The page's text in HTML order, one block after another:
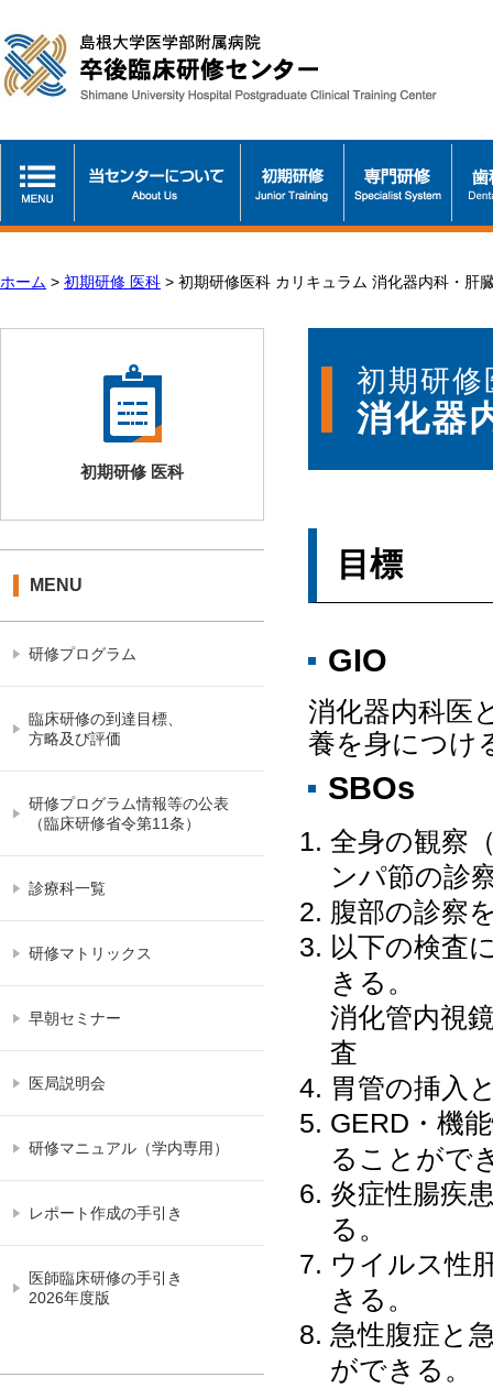
ホーム > 初期研修 医科 > 初期研修医科 カリキュラム 消化器内科・肝
初期研
消化器
目標
GIO
消化器内科医
養を身につけ
SBOs
全身の観察
ンパ節の診
腹部の診察
以下の検査
きる。
消化管内視
査
胃管の挿入
GERD・機
ることがで
炎症性腸疾
る。
ウイルス性
きる。
急性腹症と
ができる。
初期研修 医科
MENU
研修プログラム
臨床研修の到達目標、
方略及び評価
研修プログラム情報等の公表
（臨床研修省令第11条）
診療科一覧
研修マトリックス
早朝セミナー
医局説明会
研修マニュアル（学内専用）
レポート作成の手引き
医師臨床研修の手引き
2026年度版